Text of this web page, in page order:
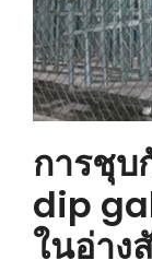
การชุบ
dip
ในอ่าง